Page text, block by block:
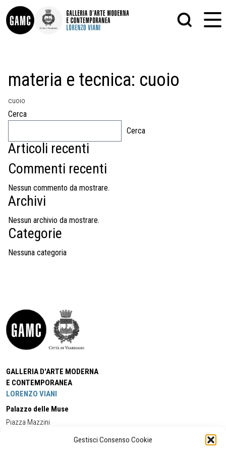
Gestisci Consenso Cookie
CONTATTI
SHOP
LE COLLEZIONI
LORENZO VIANI
MOSTRE
EVENTI
PALAZZO DELLE MUSE
GRAFICA
PITTURA
MATRICI XILOGRAFICHE
FOTOGRAFIA
materia e tecnica: cuoio
cuoio
Cerca
Cerca
Articoli recenti
Commenti recenti
Nessun commento da mostrare.
Archivi
Nessun archivio da mostrare.
Categorie
Nessuna categoria
GALLERIA D'ARTE MODERNA
E CONTEMPORANEA
LORENZO VIANI
Palazzo delle Muse
Piazza Mazzini
Cell:+39 338 5714978 (orario apertura Galleria)